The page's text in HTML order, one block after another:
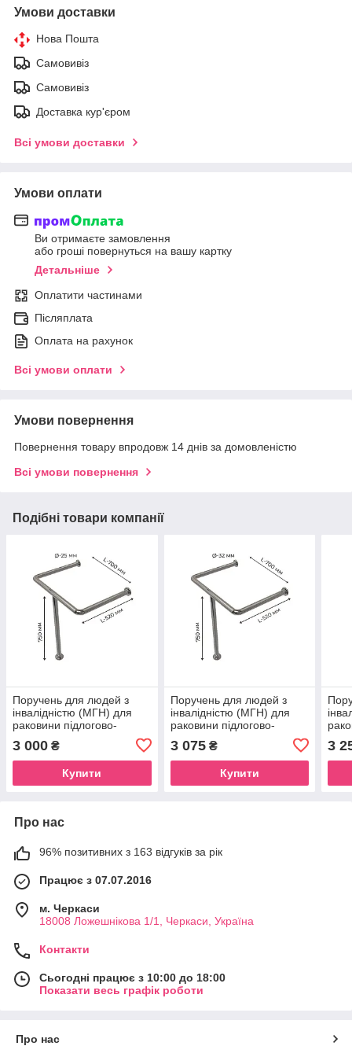
Умови доставки
Нова Пошта
Самовивіз
Самовивіз
Доставка кур'єром
Всі умови доставки
Умови оплати
Ви отримаєте замовлення
або гроші повернуться на вашу картку
Детальніше
Оплатити частинами
Післяплата
Оплата на рахунок
Всі умови оплати
Умови повернення
Повернення товару впродовж 14 днів за домовленістю
Всі умови повернення
Подібні товари компанії
Поручень для людей з
інвалідністю (МГН) для
раковини підлогово-
нержавіючої сталі
3 000 ₴
Купити
Поручень для людей з
інвалідністю (МГН) для
раковини підлогово-
нержавіючої сталі
3 075₴
Купити
3
Про нас
96% позитивних з 163 відгуків за рік
Працює з 07.07.2016
м. Черкаси
18008 Ложешнікова 1/1, Черкаси, Україна
Контакти
Сьогодні працює з 10:00 до 18:00
Показати весь графік роботи
Про нас